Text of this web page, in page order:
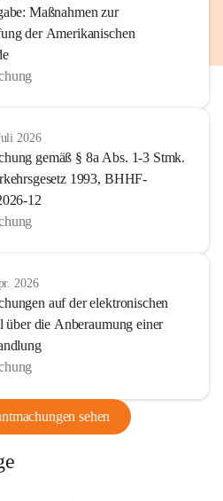
Maßnahmen zur
der Amerikanischen
2026
gemäß § 8a Abs. 1-3 Stmk.
1993, BHHF-
12
2026
auf der elektronischen
über die Anberaumung einer
sehen